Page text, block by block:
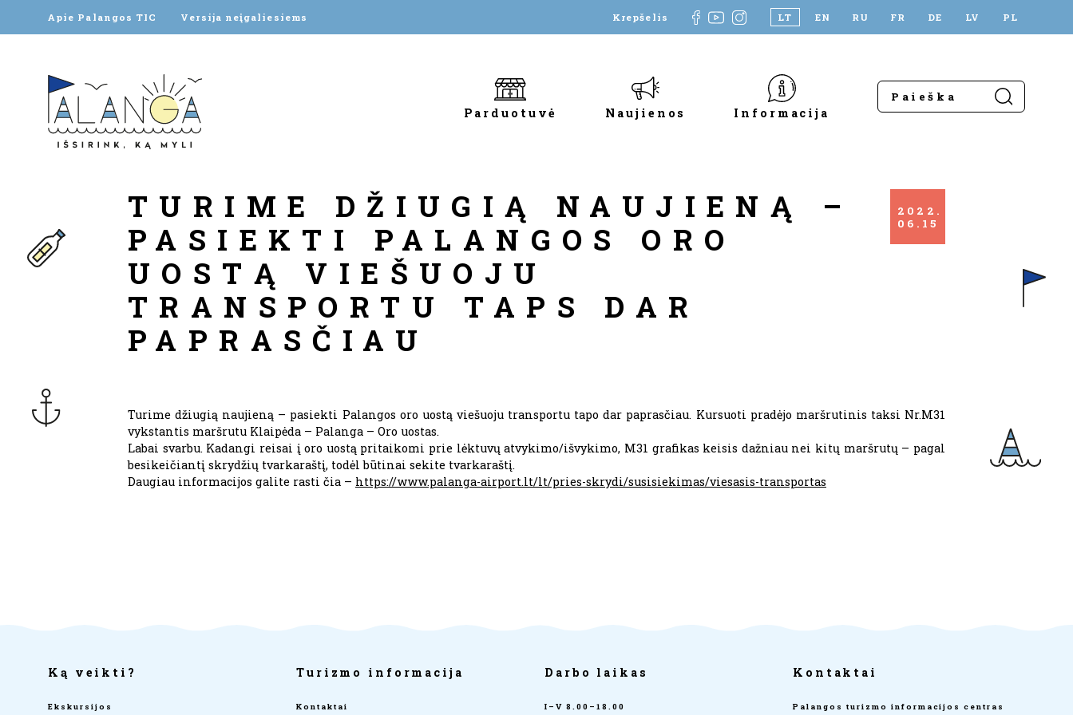
Apie Palangos TIC Versija neįgaliesiems Krepšelis LT EN RU FR DE LV PL
Parduotuvė Naujienos Informacija
TURIME DŽIUGIĄ NAUJIENĄ –
PASIEKTI PALANGOS ORO
UOSTĄ VIEŠUOJU
TRANSPORTU TAPS DAR
PAPRASČIAU
2022
06
15
Turime džiugią naujieną – pasiekti Palangos oro uostą viešuoju transportu tapo dar paprasčiau. Kursuoti pradėjo maršrutinis taksi Nr.M31
vykstantis maršrutu Klaipėda – Palanga – Oro uostas.
Labai svarbu. Kadangi reisai į oro uostą pritaikomi prie lėktuvų atvykimo/išvykimo, M31 grafikas keisis dažniau nei kitų maršrutų – pagal
besikeičiantį skrydžių tvarkaraštį, todėl būtinai sekite tvarkaraštį.
Daugiau informacijos galite rasti čia – https://www.palanga-airport.lt/lt/pries-skrydi/susisiekimas/viesasis-transportas
Ką veikti?
Ekskursijos
Turizmo informacija
Kontaktai
Darbo laikas
I–V 8.00–18.00
Kontaktai
Palangos turizmo informacijos centras